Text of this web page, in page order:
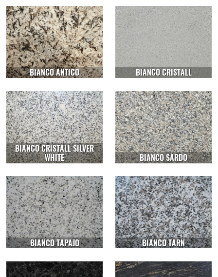
BIANCO ANTICO BIANCO CRISTALL
BIANCO CRISTALL SILVER
WHITE BIANCO SARDO
BIANCO TAPAJO BIANCO TARN